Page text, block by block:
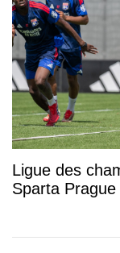
Ligue des
Sparta